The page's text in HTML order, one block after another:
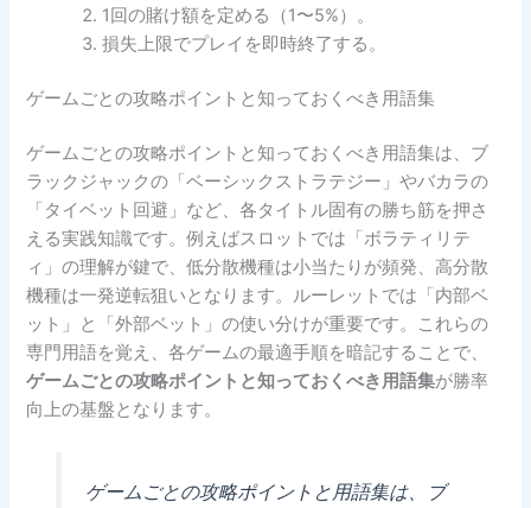
1回の賭け額を定める（1〜5%）。
損失上限でプレイを即時終了する。
ゲームごとの攻略ポイントと知っておくべき用語集
ゲームごとの攻略ポイントと知っておくべき用語集は、ブ
ラックジャックの「ベーシックストラテジー」やバカラの
「タイベット回避」など、各タイトル固有の勝ち筋を押さ
える実践知識です。例えばスロットでは「ボラティリテ
ィ」の理解が鍵で、低分散機種は小当たりが頻発、高分散
機種は一発逆転狙いとなります。ルーレットでは「内部ベ
ット」と「外部ベット」の使い分けが重要です。これらの
専門用語を覚え、各ゲームの最適手順を暗記することで、
ゲームごとの攻略ポイントと知っておくべき用語集が勝率
向上の基盤となります。
ゲームごとの攻略ポイントと用語集は、ブ